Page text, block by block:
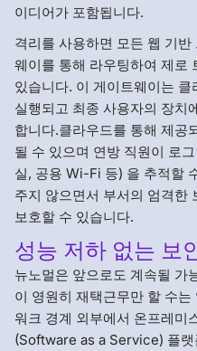
이디어가 포함됩니다.
격리를 사용하면 모든 웹 기
웨이를 통해 라우팅하여 제로
있습니다. 이 게이트웨이는
실행되고 최종 사용자의 장치
합니다.클라우드를 통해 제공
될 수 있으며 연방 직원이 로
실, 공용 Wi-Fi 등) 을 추적할
주지 않으면서 부서의 엄격한
보호할 수 있습니다.
성능 저하 없는 보
뉴노멀은 앞으로도 계속될 가
이 영원히 재택근무만 할 수
워크 경계 외부에서 온프레미
(Software as a Service) 플